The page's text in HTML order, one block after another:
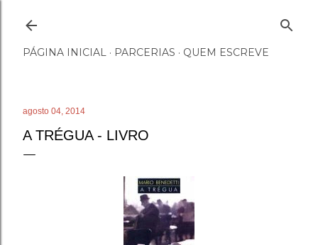
PÁGINA INICIAL PARCERIAS QUEM ESCREVE
agosto 04, 2014
A TRÉGUA - LIVRO